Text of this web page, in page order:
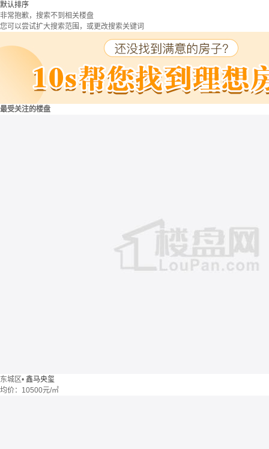
默认排序
非常抱歉，搜索不到相关楼盘
您可以尝试扩大搜索范围，或更改搜索关键词
最受关注的楼盘
东城区• 鑫马央玺
均价： 10500元/㎡